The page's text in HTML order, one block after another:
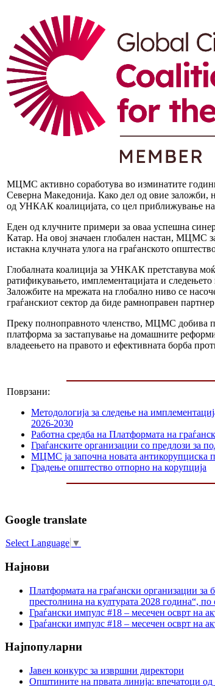
МЦМС активно соработува во изминатите
Северна Македонија. Како дел од овие
од УНКАК коалицијата, со цел приближување на
Еден од клучните примери за оваа успешна
Катар. На овој значаен глобален настан, МЦМС
истакна клучната улога на граѓанското
Глобалната коалиција за УНКАК претставува
ратификувањето, имплементацијата и
Заложбите на мрежата на глобално ниво се
граѓанскиот сектор да биде рамноправен
Преку полноправното членство, МЦМС добива
платформа за застапување на домашните
владеењето на правото и ефективната борба
Поврзани:
Методологија за следење на
2026-2030
Работна средба на Платформата на
Граѓанските организации со предлози за
МЦМС ја започна новата антикорупциска
Градење општество отпорно на корупција
Google translate
Select Language ▼
Најнови
Платформата на граѓански организации за
престолнина на културата 2028 година“, по
Граѓански импулс #18 – месечен осврт на
Граѓански импулс #18 – месечен осврт на
Најпопуларни
Јавен конкурс за извршни директори
Општините на првата линија: впечатоци од